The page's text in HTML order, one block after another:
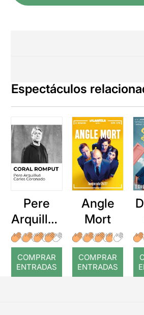
Espectáculos
Pere
Arquillué
: Coral
romput
COMPRAR
ENTRADAS
Angle
Mort
COMPRAR
ENTRADAS